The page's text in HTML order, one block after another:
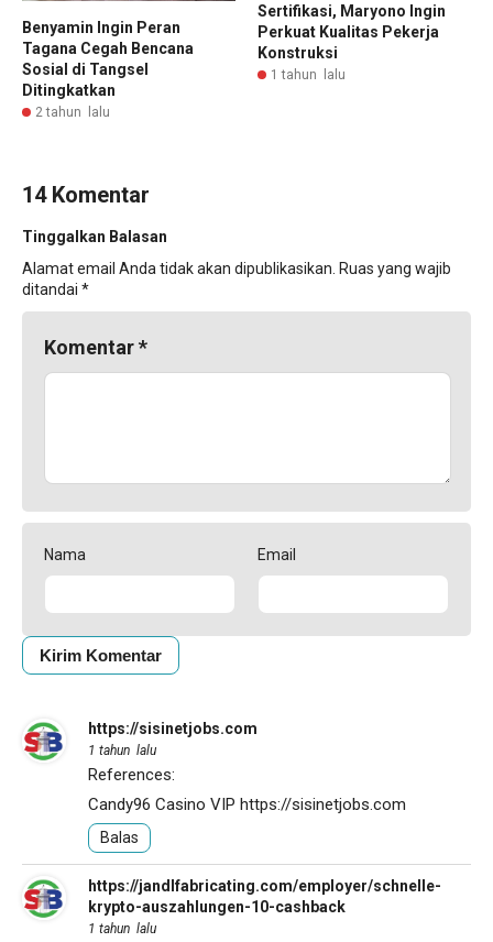
Benyamin Ingin Peran
Tagana Cegah Bencana
Sosial di Tangsel
Ditingkatkan
2 tahun lalu
Sertifikasi, Maryono Ingin
Perkuat Kualitas Pekerja
Konstruksi
1 tahun lalu
14 Komentar
Tinggalkan Balasan
Alamat email Anda tidak akan dipublikasikan. Ruas yang wajib
ditandai *
Komentar*
Nama Email
https://sisinetjobs.com
1 tahun lalu
References:
Candy96 Casino VIP https://sisinetjobs.com
Balas
https://jandlfabricating.com/employer/schnelle-
krypto-auszahlungen-10-cashback
1 tahun lalu